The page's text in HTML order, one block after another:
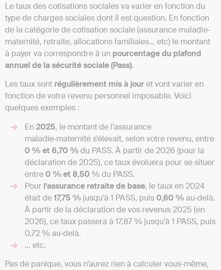
Le taux des cotisations sociales va varier en fonction du
type de charges sociales dont il est question. En fonction
de la catégorie de cotisation sociale (assurance maladie-
maternité, retraite, allocations familiales… etc) le montant
à payer va correspondre à un pourcentage du plafond
annuel de la sécurité sociale (Pass).
Les taux sont régulièrement mis à jouret vont varier en
fonction de votre revenu personnel imposable. Voici
quelques exemples :
En 2025, le montant de l’assurance
maladie‑maternité s’élevait, selon votre revenu, entre
0 % et 6,70 %du PASS. À partir de 2026 (pour la
déclaration de 2025), ce taux évoluera pour se situer
entre0 % et 8,50 % du PASS.
Pour l’assurance retraite de base, le taux en 2024
était de17,75 % jusqu’à 1 PASS, puis0,60 %au‑delà.
À partir de la déclaration de vos revenus 2025 (en
2026), ce taux passera à 17,87 % jusqu’à 1 PASS, puis
0,72 % au‑delà.
… etc.
Pas de panique, vous n’aurez rien à calculer vous-même,